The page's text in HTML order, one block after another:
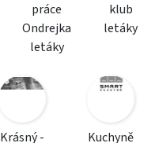
práce
Ondrejka
letáky
klub
letáky
Krásný -
Kuchyně